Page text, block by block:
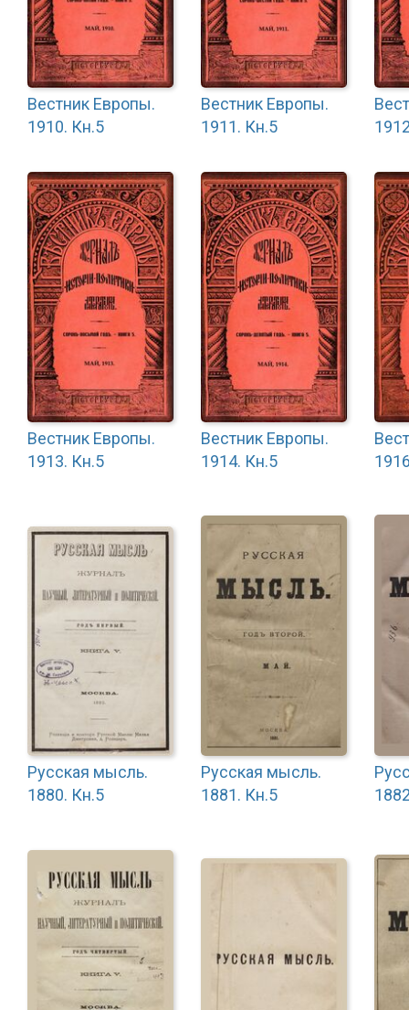
Вестник Европы.
1910. Кн.5
Вестник Европы.
1911. Кн.5
Вестник Европы.
1913. Кн.5
Вестник Европы.
1914. Кн.5
Русская мысль.
1880. Кн.5
Русская мысль.
1881. Кн.5